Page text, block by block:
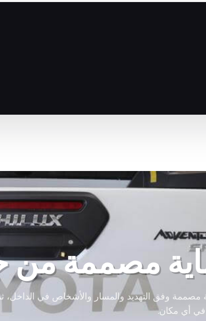
مصممة من
وفق التهديد والمسار والأشخاص في الداخل،
في أي مكان.